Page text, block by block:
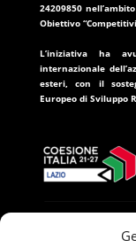
24209850
Obiettivo
L’iniziativa ha
internazionale
esteri, con il
Europeo di Sviluppo